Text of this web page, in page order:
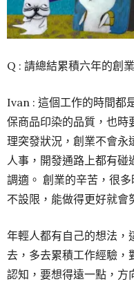
Q : 請總結累積六年的創
Ivan : 這個工作的時間都
保商品印染的品質，也時
理突發狀況，創業不會永
人事，開發通路上都有碰
調適。 創業的辛苦，很
不設限，能做得更好就會
年輕人都有自己的想法，
去，多去累積工作經驗，
認知，要想得遠一點，方